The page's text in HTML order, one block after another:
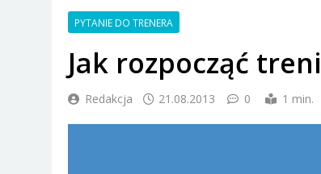
PYTANIE DO TRENERA
Jak rozpocząć
Redakcja 21.08.2013 0 1 min.